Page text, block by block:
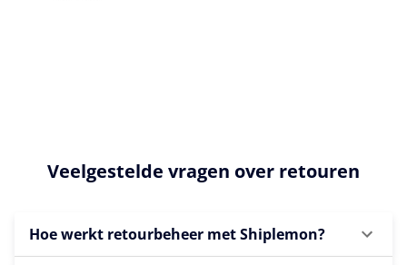
Veelgestelde vragen over retouren
Hoe werkt retourbeheer met Shiplemon?